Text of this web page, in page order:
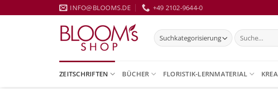
Inhalt
INFO@BLOOMS.DE +49 2102-9644-0
Suche
nach:
ZEITSCHRIFTEN BÜCHER FLORISTIK-LERNMATERIAL